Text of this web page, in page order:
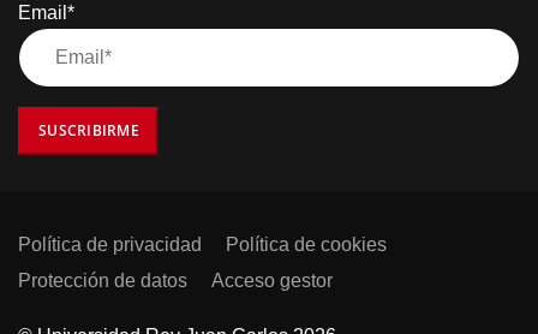
Email*
SUSCRIBIRME
Política de privacidad
Política de cookies
Protección de datos
Acceso gestor